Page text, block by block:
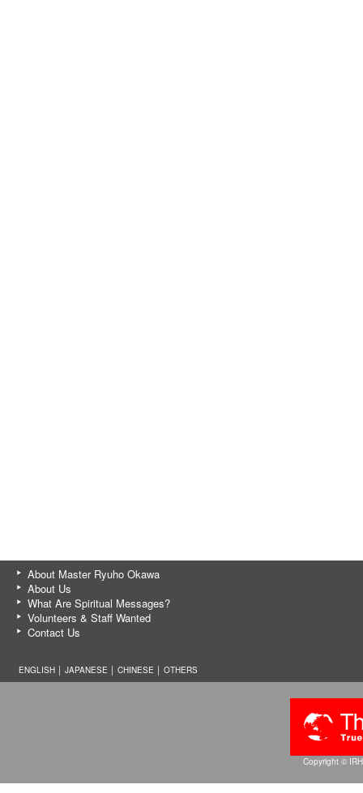
About Master Ryuho Okawa
About Us
What Are Spiritual Messages?
Volunteers & Staff Wanted
Contact Us
ENGLISH │ JAPANESE CHINESE OTHERS
Copyright ©